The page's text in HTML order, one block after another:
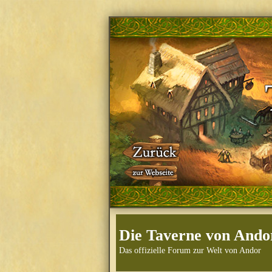
Die Taverne von
Das offizielle Forum zur Welt von Andor